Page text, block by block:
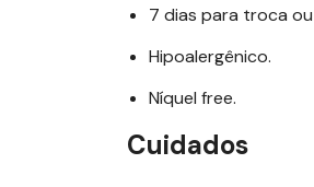
7 dias para troca
Hipoalergênico.
Níquel free.
Cuidados